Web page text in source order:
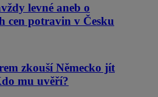
levné aneb o
cen potravin v Česku
zkouší Německo jít
mu uvěří?